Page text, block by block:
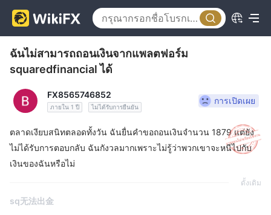
ฉันไม่สามารถถอนเงินจากแพลตฟอร์ม
squaredfinancial ได้
FX8565746852
ภายใน 1 ปี ไม่ได้รับการยืนยัน
การเปิดเผย
ตลาดเงียบสนิทตลอดทั้งวัน ฉันยื่นคำขอถอนเงินจำนวน 1879 แต่ยัง
ไม่ได้รับการตอบกลับ ฉันกังวลมากเพราะไม่รู้ว่าพวกเขาจะหนีไปกับ
เงินของฉันหรือไม่
ดั้งเดิม
sq无法出金